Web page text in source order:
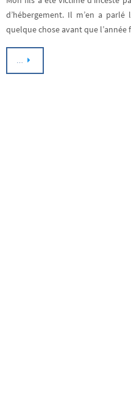
d’hébergement. Il m’en a parlé
quelque chose avant que
…